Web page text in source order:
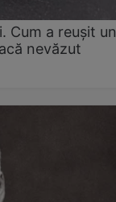
Cum a reușit un
nevăzut